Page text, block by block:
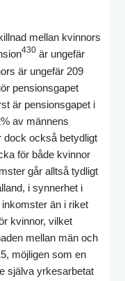
mellan kvinnors
430 är ungefär
är ungefär 209
pensionsgapet
är pensionsgapet i
av männens
dock också betydligt
för både kvinnor
går alltså tydligt
i synnerhet i
än i riket
kvinnor, vilket
mellan män och
möjligen som en
själva yrkesarbetat